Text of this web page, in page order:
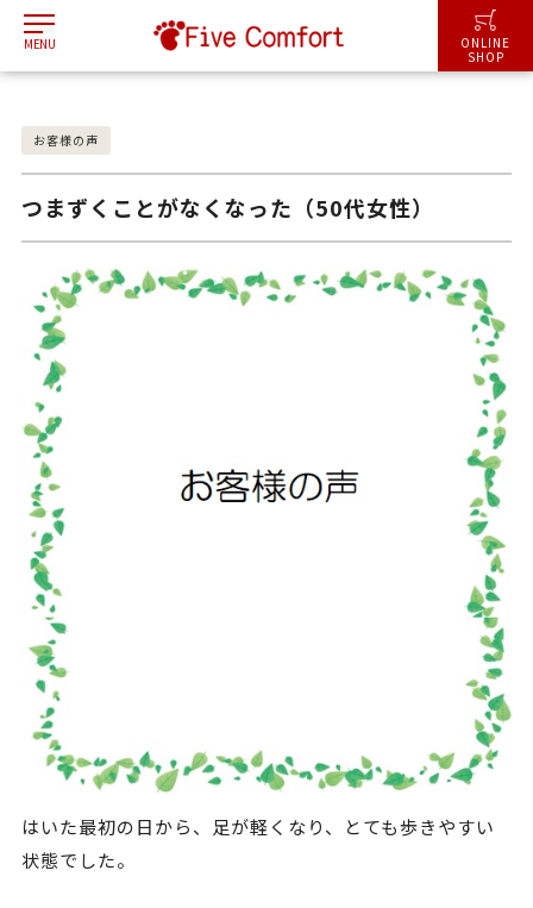
MENU
ONLINE
SHOP
お客様の声
つまずくことがなくなった（50代女性）
はいた最初の日から、足が軽くなり、とても歩きやすい
状態でした。